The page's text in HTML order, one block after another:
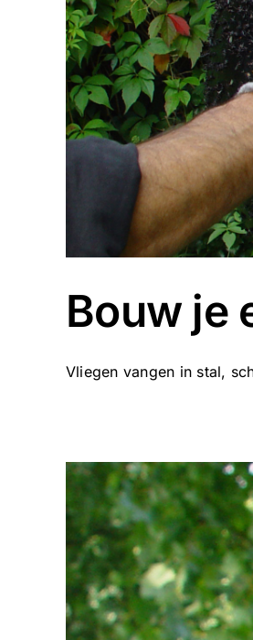
Bouw je
Vliegen vangen in stal,